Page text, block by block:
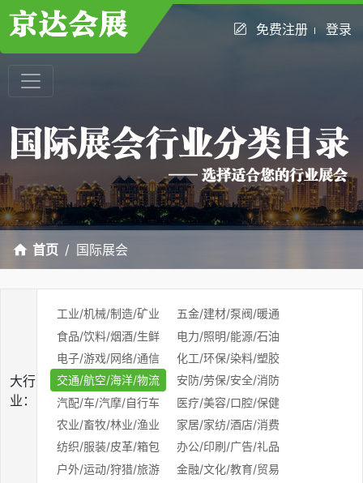
免费注册 登录
首页 国际展会
大行
业：
工业/机械/制造/矿业
五金/建材/泵阀/暖通
食品/饮料/烟酒/生鲜
电力/照明/能源/石油
电子/游戏/网络/通信
化工/环保/染料/塑胶
交通/航空/海洋/物流
安防/劳保/安全/消防
汽配/车/汽摩/自行车
医疗/美容/口腔/保健
农业/畜牧/林业/渔业
家居/家纺/酒店/消费
纺织/服装/皮革/箱包
办公/印刷/广告/礼品
户外/运动/狩猎/旅游
金融/文化/教育/贸易